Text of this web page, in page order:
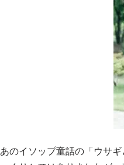
あのイソップ童話の「ウサ